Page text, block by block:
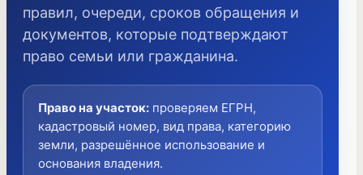
правил, очереди, сроков обращения и
документов, которые подтверждают
право семьи или гражданина.
Право на участок: проверяем ЕГРН,
кадастровый номер, вид права, категорию
земли, разрешённое использование и
основания владения.